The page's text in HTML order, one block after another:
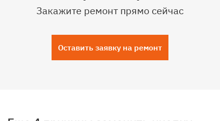
Закажите ремонт прямо сейчас
Оставить заявку на ремонт